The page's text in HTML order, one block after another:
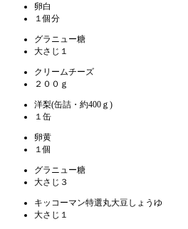
卵白
１個分
グラニュー糖
大さじ１
クリームチーズ
２００ｇ
洋梨(缶詰・約400ｇ)
１缶
卵黄
１個
グラニュー糖
大さじ３
キッコーマン特選丸大豆しょうゆ
大さじ１